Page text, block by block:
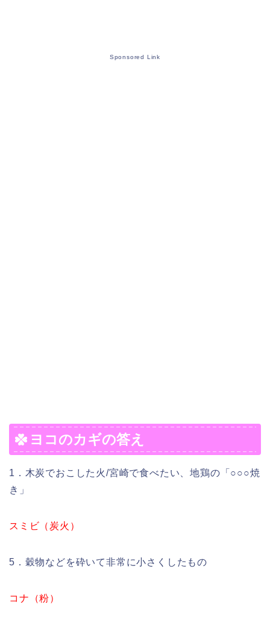
Sponsored Link
ヨコのカギの答え
1．木炭でおこした火/宮崎で食べたい、地鶏の「○○○焼
き」
スミビ（炭火）
5．穀物などを砕いて非常に小さくしたもの
コナ（粉）